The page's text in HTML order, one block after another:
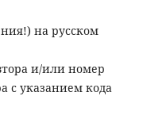
на русском
и/или номер
с указанием кода